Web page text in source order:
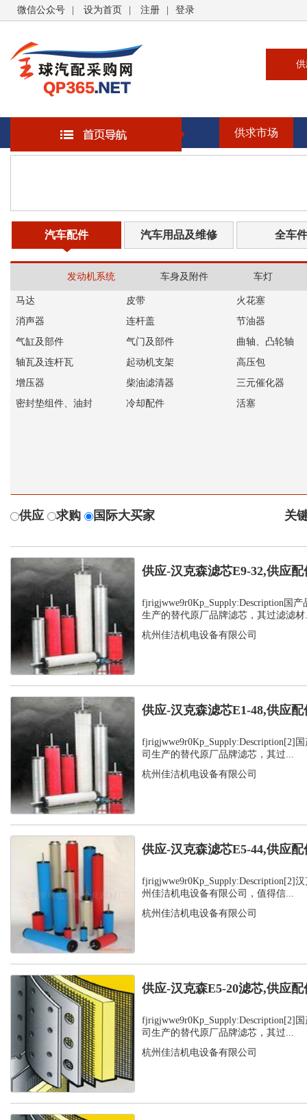
微信公众号 设为首页 注册 登录
供求市场
汽车配件 汽车用品及维修 全车件
发动机系统 车身及附件 车灯
马达 皮带
火花塞
消声器
连杆盖
节油器
气缸及部件
气门及部件
曲轴、凸轮轴
轴瓦及连杆瓦
起动机支架
高压包
增压器
柴油滤清器
三元催化器
密封垫组件、油封
冷却配件 活塞
供应 求购 国际大买家 关
供应-汉克森滤芯E9-32,供应配
fjrigjwwe9r0Kp_Supply:Description国
生产的替代原厂品牌滤芯，其过滤滤材
杭州佳洁机电设备有限公司
供应-汉克森滤芯E1-48,供应配
fjrigjwwe9r0Kp_Supply:Description[2]
司生产的替代原厂品牌滤芯，其过...
杭州佳洁机电设备有限公司
供应-汉克森滤芯E5-44,供应配
fjrigjwwe9r0Kp_Supply:Description[2]
州佳洁机电设备有限公司，值得信...
杭州佳洁机电设备有限公司
供应-汉克森E5-20滤芯,供应配
fjrigjwwe9r0Kp_Supply:Description[2]
司生产的替代原厂品牌滤芯，其过...
杭州佳洁机电设备有限公司